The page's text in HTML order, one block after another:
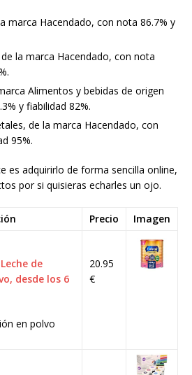
marca Hacendado, con nota 86.7% y
la marca Hacendado, con nota
Alimentos y bebidas de origen
y fiabilidad 82%.
de la marca Hacendado, con
95%.
es adquirirlo de forma sencilla online,
por si quisieras echarles un ojo.
Precio Imagen
de
desde los 6
en polvo
20.95
€